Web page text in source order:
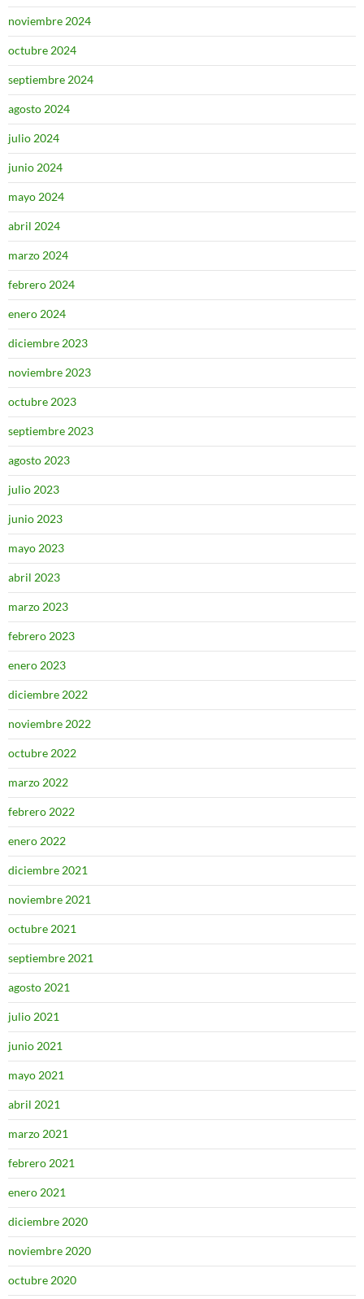
noviembre 2024
octubre 2024
septiembre 2024
agosto 2024
julio 2024
junio 2024
mayo 2024
abril 2024
marzo 2024
febrero 2024
enero 2024
diciembre 2023
noviembre 2023
octubre 2023
septiembre 2023
agosto 2023
julio 2023
junio 2023
mayo 2023
abril 2023
marzo 2023
febrero 2023
enero 2023
diciembre 2022
noviembre 2022
octubre 2022
marzo 2022
febrero 2022
enero 2022
diciembre 2021
noviembre 2021
octubre 2021
septiembre 2021
agosto 2021
julio 2021
junio 2021
mayo 2021
abril 2021
marzo 2021
febrero 2021
enero 2021
diciembre 2020
noviembre 2020
octubre 2020